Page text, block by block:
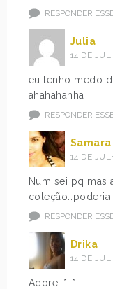
RESPONDER
Julia
14 DE
eu tenho medo
ahahahahha
RESPONDER
Samara
14 DE
Num sei pq mas
coleção…poderia
RESPONDER
Drika
14 DE
Adorei *-*